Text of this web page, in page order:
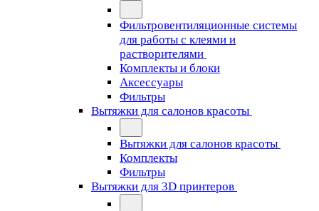
Фильтровентиляционные системы
для работы с клеями и
растворителями
Комплекты и блоки
Аксессуары
Фильтры
Вытяжки для салонов красоты
Вытяжки для салонов красоты
Комплекты
Фильтры
Вытяжки для 3D принтеров